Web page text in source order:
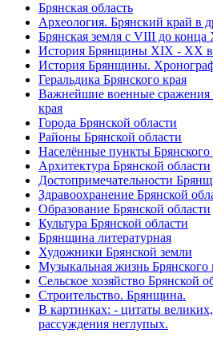
Брянская область
Археология. Брянский край в
Брянская земля с VIII до конца
История Брянщины XIX - XX
История Брянщины.
Геральдика Брянского края
Важнейшие военные сражения
края
Города Брянской области
Районы Брянской области
Населённые пункты Брянского
Архитектура Брянской области
Достопримечательности
Здравоохранение Брянской
Образование Брянской области
Культура Брянской области
Брянщина литературная
Художники Брянской земли
Музыкальная жизнь Брянского
Сельское хозяйство Брянской
Строительство. Брянщина.
В картинках: - цитаты
рассуждения неглупых.